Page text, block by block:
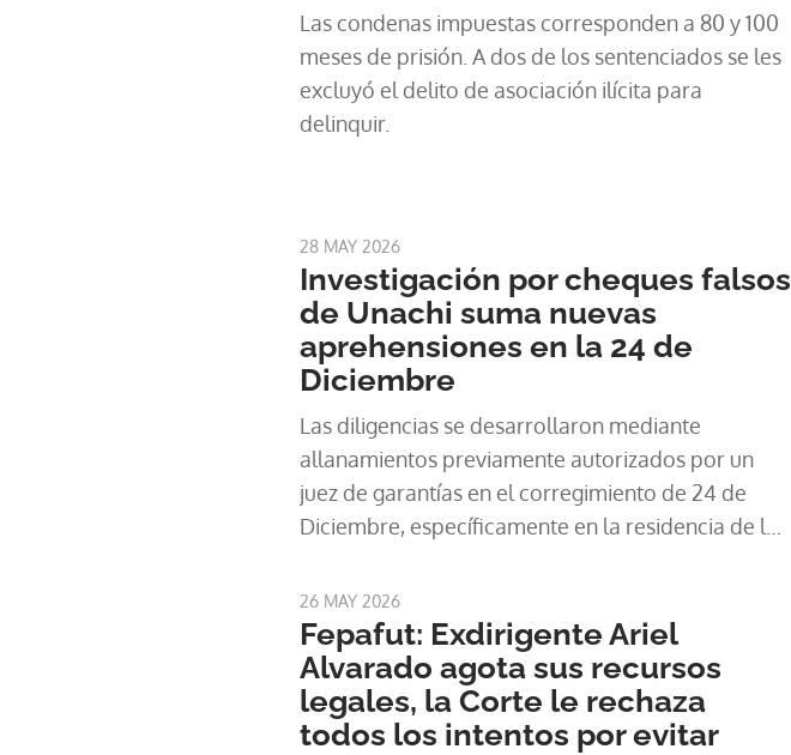
Las condenas impuestas corresponden a 80 y 100
meses de prisión. A dos de los sentenciados se les
excluyó el delito de asociación ilícita para
delinquir.
28 MAY 2026
Investigación por cheques falsos
de Unachi suma nuevas
aprehensiones en la 24 de
Diciembre
Las diligencias se desarrollaron mediante
allanamientos previamente autorizados por un
juez de garantías en el corregimiento de 24 de
Diciembre, específicamente en la residencia de los
autoridades ubicaron in
26 MAY 2026
Fepafut: Exdirigente Ariel
Alvarado agota sus recursos
legales, la Corte le rechaza
todos los intentos por evitar